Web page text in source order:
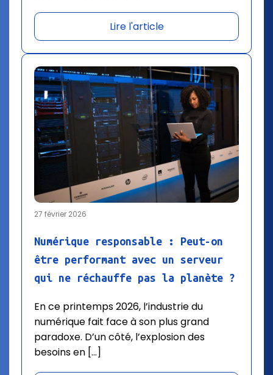
Lire l'article
27 février 2026
Numérique responsable : Peut-on
être performant avec un serveur
qui ne réchauffe pas la planète ?
En ce printemps 2026, l’industrie du
numérique fait face à son plus grand
paradoxe. D’un côté, l’explosion des
besoins en […]